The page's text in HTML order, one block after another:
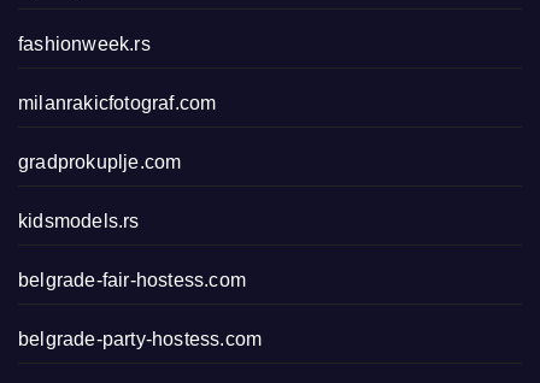
fashionweek.rs
milanrakicfotograf.com
gradprokuplje.com
kidsmodels.rs
belgrade-fair-hostess.com
belgrade-party-hostess.com